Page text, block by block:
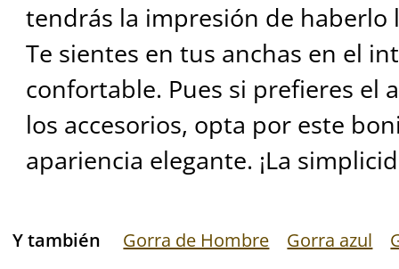
tendrás la impresión de haberlo
Te sientes en tus anchas en el
confortable. Pues si prefieres el
los accesorios, opta por este
apariencia elegante. ¡La
Y también Gorra de Hombre Gorra azul